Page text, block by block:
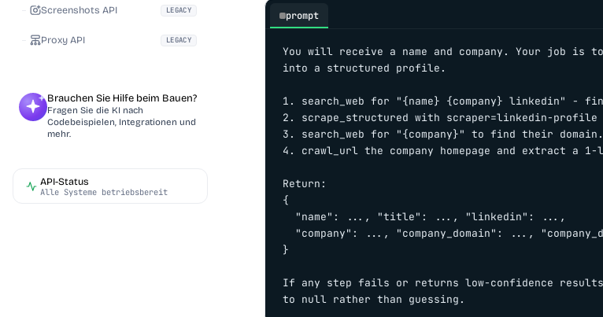
Screenshots API LEGACY
Proxy API LEGACY
Brauchen Sie Hilfe beim Bauen?
Fragen Sie die KI nach
Codebeispielen, Integrationen und
mehr.
API-Status
Alle Systeme betriebsbereit
prompt
You will receive a name and company. Your job is
into a structured profile.
1. search_web for "{name} {company} linkedin" -
2. scrape_structured with scraper=linkedin-profile
3. search_web for "{company}" to find their domain.
4. crawl_url the company homepage and extract a
Return:
{
  "name": ..., "title": ..., "linkedin": ...,
"company": ..., "company_domain": ...,
}
If any step fails or returns low-confidence
to null rather than guessing.